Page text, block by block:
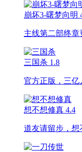
崩坏3-曙梦向明
主线第二部终章
三国杀 1.8
官方正版，三
想不想修真 4.4
道友请留步，想